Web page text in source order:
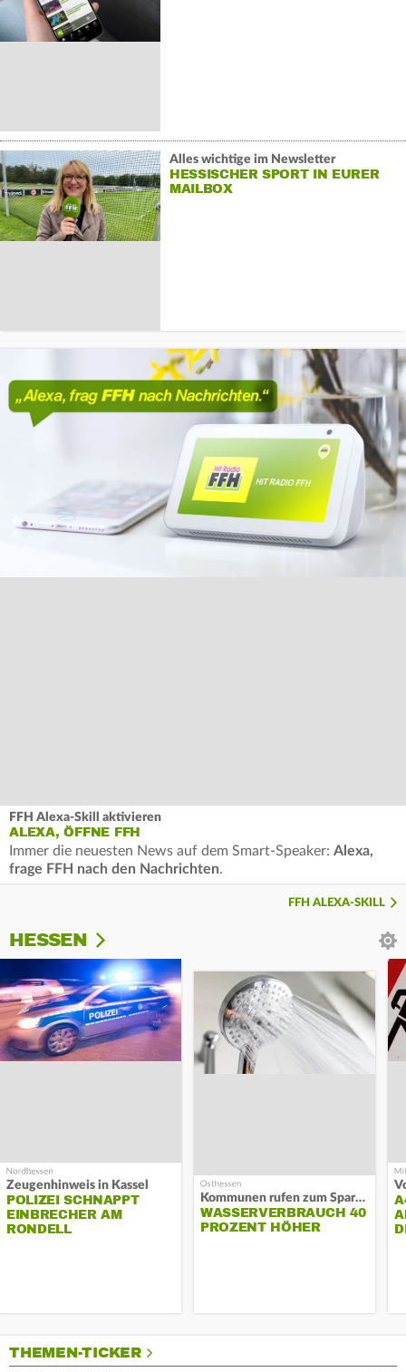
Alles wichtige im Newsletter
HESSISCHER SPORT IN EURER
MAILBOX
FFH Alexa-Skill aktivieren
ALEXA, ÖFFNE FFH
Immer die neuesten News auf dem Smart-Speaker: Alexa,
frage FFH nach den Nachrichten.
FFH ALEXA-SKILL
HESSEN
Zeugenhinweis in Kassel
POLIZEI SCHNAPPT
EINBRECHER AM
RONDELL
Kommunen rufen zum Sparen auf
WASSERVERBRAUCH 40
PROZENT HÖHER
THEMEN-TICKER